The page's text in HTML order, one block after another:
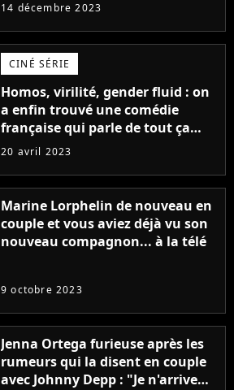
14 décembre 2023
CINÉ SÉRIE
Homos, virilité, gender fluid : on
a enfin trouvé une comédie
française qui parle de tout ça
sans être super ringarde
20 avril 2023
Marine Lorphelin de nouveau en
couple et vous aviez déjà vu son
nouveau compagnon... à la télé
9 octobre 2023
Jenna Ortega furieuse après les
rumeurs qui la disent en couple
avec Johnny Depp : "Je n'arrive